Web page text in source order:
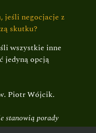
jeśli negocjacje z
skutku?
wszystkie inne
jedyną opcją
Piotr Wójcik.
stanowią porady